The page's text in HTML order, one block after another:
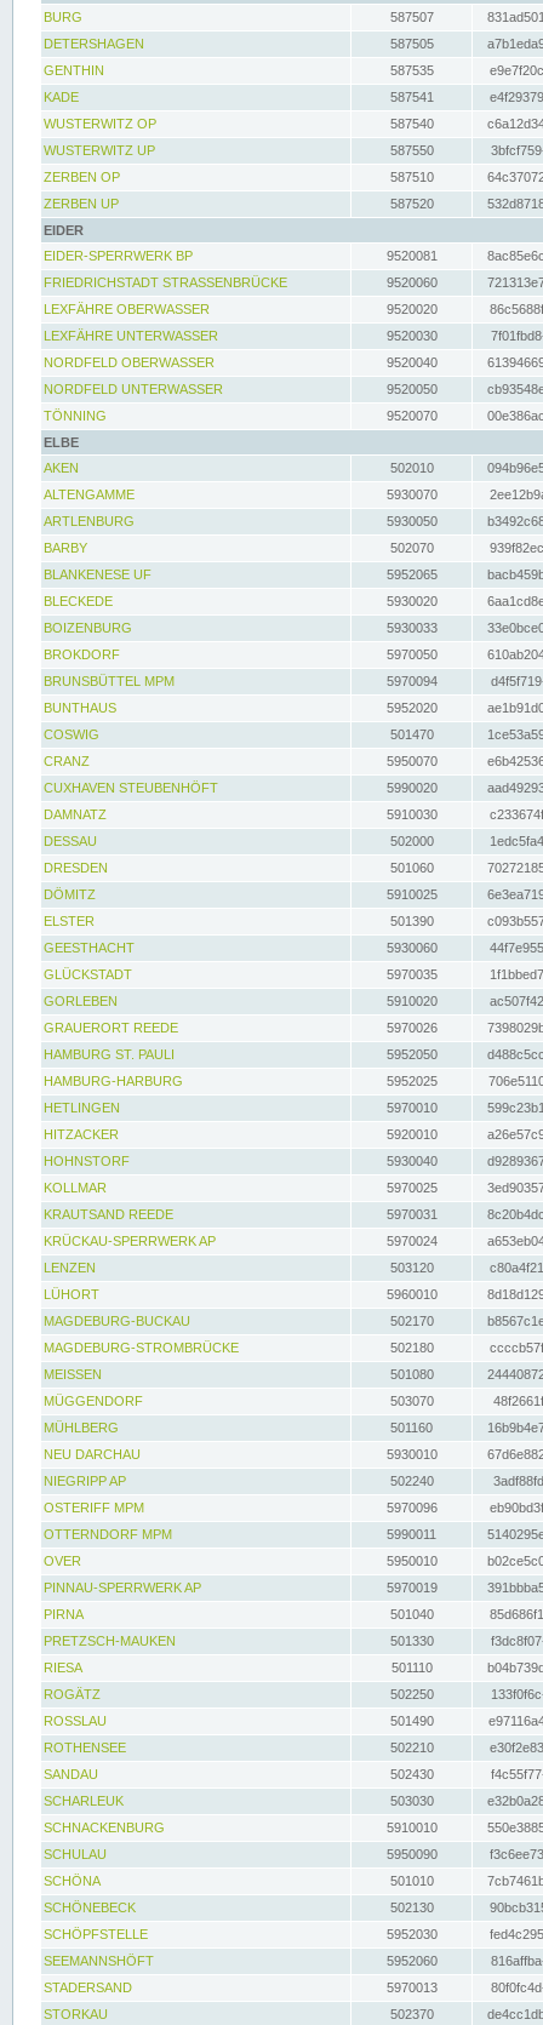
BURG
587507
DETERSHAGEN
587505
GENTHIN
587535
KADE
587541
WUSTERWITZ OP
587540
WUSTERWITZ UP
587550
ZERBEN OP
587510
ZERBEN UP
587520
EIDER
EIDER-SPERRWERK BP
9520081
FRIEDRICHSTADT STRASSENBRÜCKE
9520060
LEXFÄHRE OBERWASSER
9520020
LEXFÄHRE UNTERWASSER
9520030
NORDFELD OBERWASSER
9520040
NORDFELD UNTERWASSER
9520050
TÖNNING
9520070
ELBE
AKEN
502010
ALTENGAMME
5930070
ARTLENBURG
5930050
BARBY
502070
BLANKENESE UF
5952065
BLECKEDE
5930020
BOIZENBURG
5930033
BROKDORF
5970050
BRUNSBÜTTEL MPM
5970094
BUNTHAUS
5952020
COSWIG
501470
CRANZ
5950070
CUXHAVEN STEUBENHÖFT
5990020
DAMNATZ
5910030
DESSAU
502000
DRESDEN
501060
DÖMITZ
5910025
ELSTER
501390
GEESTHACHT
5930060
GLÜCKSTADT
5970035
GORLEBEN
5910020
GRAUERORT REEDE
5970026
HAMBURG ST. PAULI
5952050
HAMBURG-HARBURG
5952025
HETLINGEN
5970010
HITZACKER
5920010
HOHNSTORF
5930040
KOLLMAR
5970025
KRAUTSAND REEDE
5970031
KRÜCKAU-SPERRWERK AP
5970024
LENZEN
503120
LÜHORT
5960010
MAGDEBURG-BUCKAU
502170
MAGDEBURG-STROMBRÜCKE
502180
MEISSEN
501080
MÜGGENDORF
503070
MÜHLBERG
501160
NEU DARCHAU
5930010
NIEGRIPP AP
502240
OSTERIFF MPM
5970096
OTTERNDORF MPM
5990011
OVER
5950010
PINNAU-SPERRWERK AP
5970019
PIRNA
501040
PRETZSCH-MAUKEN
501330
RIESA
501110
ROGÄTZ
502250
ROSSLAU
501490
ROTHENSEE
502210
SANDAU
502430
SCHARLEUK
503030
SCHNACKENBURG
5910010
SCHULAU
5950090
SCHÖNA
501010
SCHÖNEBECK
502130
SCHÖPFSTELLE
5952030
SEEMANNSHÖFT
5952060
STADERSAND
5970013
STORKAU
502370